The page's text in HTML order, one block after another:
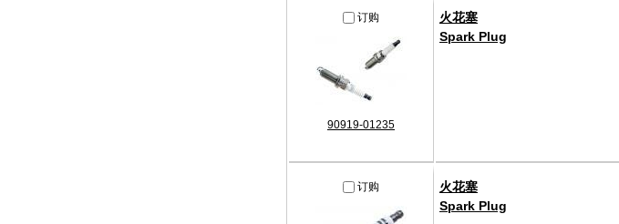
订购
90919-01235
火花塞
Spark Plug
订购
火花塞
Spark Plug